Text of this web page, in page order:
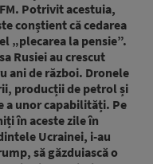
Potrivit acestuia,
conștient că cedarea
„plecarea la pensie”.
Rusiei au crescut
ani de război. Dronele
producții de petrol și
a unor capabilități. Pe
în aceste zile în
Ucrainei, i-au
să găzduiască o